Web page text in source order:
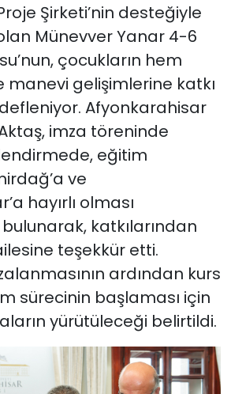
Şirketi’nin desteğiyle
Münevver Yanar 4-6
çocukların hem
gelişimlerine katkı
Afyonkarahisar
imza töreninde
eğitim
ve
hayırlı olması
katkılarından
teşekkür etti.
ardından kurs
sürecinin başlaması için
yürütüleceği belirtildi.